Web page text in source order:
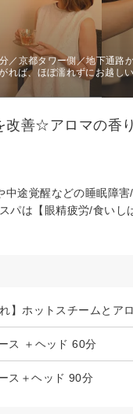
／京都タワー側／地下通路
れば、ほぼ濡れずにお越し
改善‪☆アロマの香
途覚醒などの睡眠障
パは【眼精疲労/食いし
ス ＋ヘッド 60分
ス＋ヘッド 90分